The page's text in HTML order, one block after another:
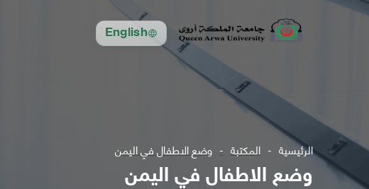
English
الرئيسية المكتبة وضع الاطفال في اليمن
وضع الاطفال في اليمن